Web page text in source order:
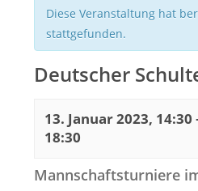
Diese Veranstaltung hat
stattgefunden.
Deutscher
13. Januar 2023, 14:30
18:30
Mannschaftsturniere